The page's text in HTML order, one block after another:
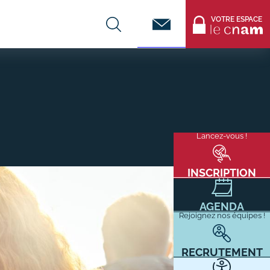
Menu
flottant
Lancez-vous !
INSCRIPTION
AGENDA
Rejoignez nos équipes !
RECRUTEMENT
VOTRE ESPACE
Accueillir un alternant ?
Infos enseignants
Être enseignant au Cnam
Infos partenaires
Liste des partenaires